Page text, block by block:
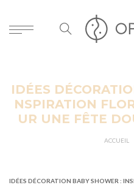
IDÉES
NSPIRATION
UR UNE FÊTE
ACCUEIL
IDÉES DÉCORATION BABY SHOWER :